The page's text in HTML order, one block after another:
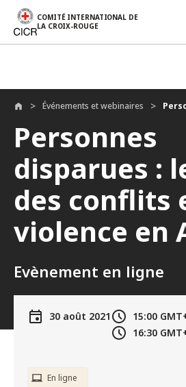
Aller au contenu principal
COMITÉ INTERNATIONAL DE
LA CROIX-ROUGE
Événements et webinaires
Personnes
disparues :
des conflits
violence en
Evènement en ligne
30 août 2021 15:00
16:30
En ligne